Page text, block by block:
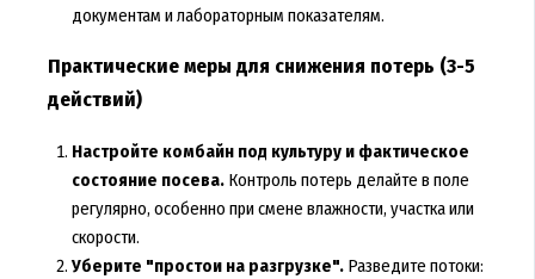
документам и лабораторным показателям.
Практические меры для снижения потерь (3-5
действий)
Настройте комбайн под культуру и фактическое
состояние посева.Контроль потерь делайте в поле
регулярно, особенно при смене влажности, участка или
скорости.
Уберите "простои на разгрузке".Разведите потоки: